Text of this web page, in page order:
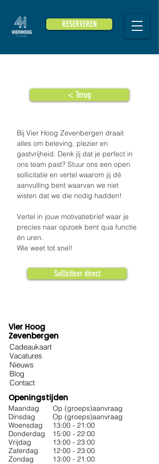
RESERVEREN
< Terug
Bij Vier Hoog Zevenbergen draait
alles om beleving, plezier en
gastvrijheid. Denk jij dat je perfect in
ons team past? Stuur ons een open
sollicitatie en vertel waarom jij dé
aanvulling bent waarvan we niet
wisten dat we die nodig hadden!
Vertel in jouw motivatiebrief waar je
precies naar opzoek bent qua functie
én uren.
Wie weet tot snel!
Solliciteer direct
Vier Hoog
Zevenbergen
Cadeaukaart
Vacatures
Nieuws
Blog
Contact
Openingstijden
Op (groeps)aanvraag
Op (groeps)aanvraag
13:00 - 21:00
15:00 - 22:00
13:00 - 23:00
12:00 - 23:00
13:00 - 21:00
Maandag
Dinsdag
Woensdag
Donderdag
Vrijdag
Zaterdag
Zondag